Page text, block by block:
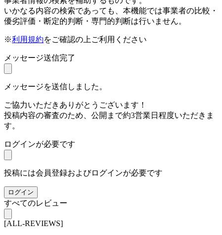
いかなる内容の検索であっても、本機能では事業者の比較・
優劣評価・断定的判断・専門的判断は行いません。
※利用規約をご確認の上ご利用ください
メッセージ送信完了
メッセージを送信しました。
ご協力いただきありがとうございます！
投稿内容の審査のため、公開まで約3営業日程度いただきま
す。
ログインが必要です
投稿には会員登録およびログインが必要です
ログイン
すべてのレビュー
[ALL-REVIEWS]